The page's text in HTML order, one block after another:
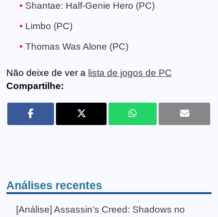
Shantae: Half-Genie Hero (PC)
Limbo (PC)
Thomas Was Alone (PC)
Não deixe de ver a lista de jogos de PC
Compartilhe:
Análises recentes
[Análise] Assassin’s Creed: Shadows no